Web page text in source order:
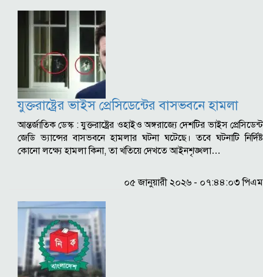
যুক্তরাষ্ট্রের ভাইস প্রেসিডেন্টের বাসভবনে হামলা
আন্তর্জাতিক ডেস্ক : যুক্তরাষ্ট্রের ওহাইও অঙ্গরাজ্যে দেশটির ভাইস প্রেসিডেন্ট
জেডি ভ্যান্সের বাসভবনে হামলার ঘটনা ঘটেছে। তবে ঘটনাটি নির্দিষ্ট
কোনো লক্ষ্যে হামলা কিনা, তা খতিয়ে দেখতে আইনশৃঙ্খলা…
০৫ জানুয়ারী ২০২৬ - ০৭:৪৪:০৩ পিএম